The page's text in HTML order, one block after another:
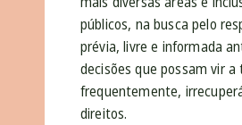
públicos, na busca pelo
prévia, livre e informada
decisões que possam vir
frequentemente,
direitos.